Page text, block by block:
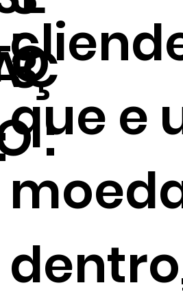
3
.
que e
: